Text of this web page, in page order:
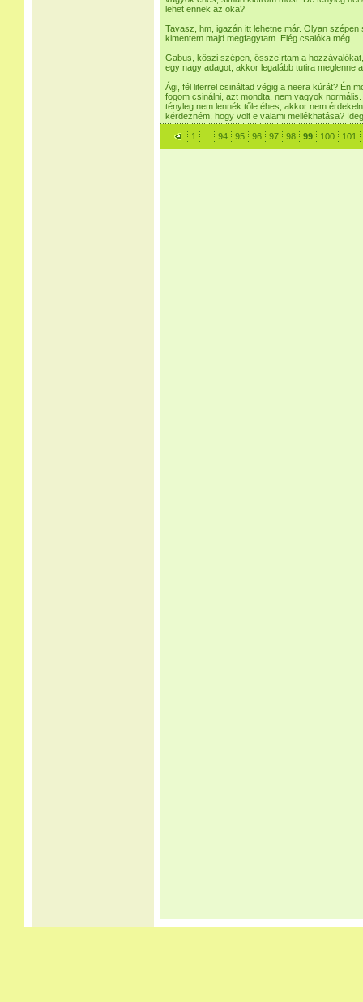
lehet ennek az oka?
Tavasz, hm, igazán itt lehetne már. Olyan
kimentem majd megfagytam. Elég csalóka még.
Gabus, köszi szépen, összeírtam a
egy nagy adagot, akkor legalább tutira meglenne
Ági, fél literrel csináltad végig a neera kúrát? Én
fogom csinálni, azt mondta, nem vagyok
tényleg nem lennék tőle éhes, akkor nem
kérdezném, hogy volt e valami mellékhatása?
1 94 95 96 97 98 99 100 101